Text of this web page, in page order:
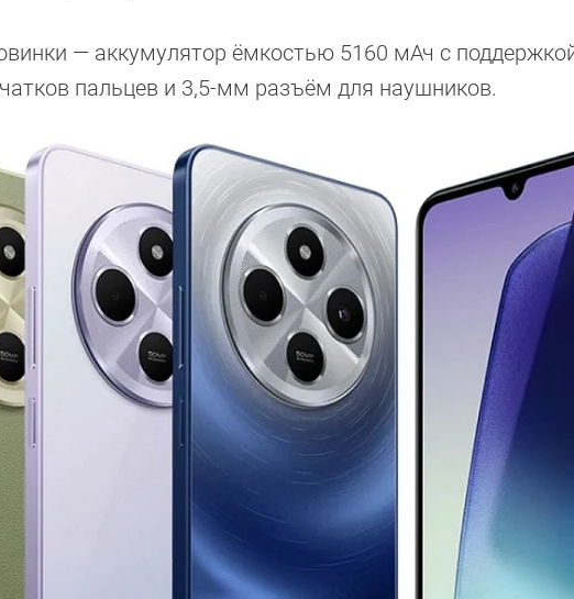
— аккумулятор ёмкостью 5160 мАч с
пальцев и 3,5-мм разъём для наушников.